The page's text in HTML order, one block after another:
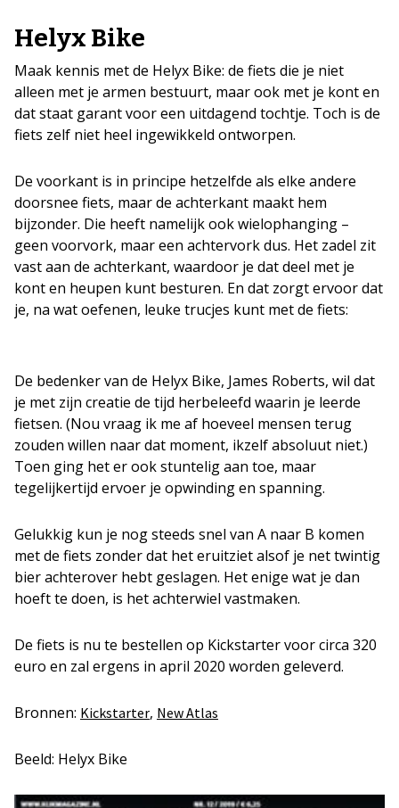
Helyx Bike
Maak kennis met de Helyx Bike: de fiets die je niet
alleen met je armen bestuurt, maar ook met je kont en
dat staat garant voor een uitdagend tochtje. Toch is de
fiets zelf niet heel ingewikkeld ontworpen.
De voorkant is in principe hetzelfde als elke andere
doorsnee fiets, maar de achterkant maakt hem
bijzonder. Die heeft namelijk ook wielophanging –
geen voorvork, maar een achtervork dus. Het zadel zit
vast aan de achterkant, waardoor je dat deel met je
kont en heupen kunt besturen. En dat zorgt ervoor dat
je, na wat oefenen, leuke trucjes kunt met de fiets:
De bedenker van de Helyx Bike, James Roberts, wil dat
je met zijn creatie de tijd herbeleefd waarin je leerde
fietsen. (Nou vraag ik me af hoeveel mensen terug
zouden willen naar dat moment, ikzelf absoluut niet.)
Toen ging het er ook stuntelig aan toe, maar
tegelijkertijd ervoer je opwinding en spanning.
Gelukkig kun je nog steeds snel van A naar B komen
met de fiets zonder dat het eruitziet alsof je net twintig
bier achterover hebt geslagen. Het enige wat je dan
hoeft te doen, is het achterwiel vastmaken.
De fiets is nu te bestellen op Kickstarter voor circa 320
euro en zal ergens in april 2020 worden geleverd.
Bronnen: Kickstarter, New Atlas
Beeld: Helyx Bike